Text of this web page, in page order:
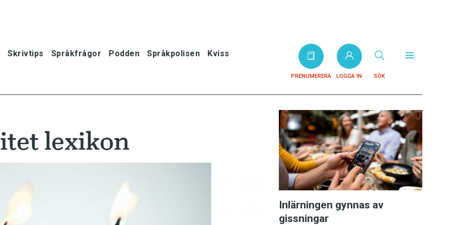
Skrivtips Språkfrågor Podden Språkpolisen Kviss
PRENUMERERA LOGGA IN SÖK
lexikon
Inlärningen gynnas av
gissningar